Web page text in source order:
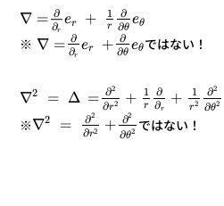
∇ = ∂
∂r
er + 1
r
∂
∂θ
eθ
※ ∇ = ∂
∂r
er + ∂
∂θ
eθではない！
∇2 = Δ = ∂2
∂r2 + 1
r
∂
∂r
+ 1
r2
∂2
∂θ2
※∇2 = ∂2
∂r2 + ∂2
∂θ2 ではない！